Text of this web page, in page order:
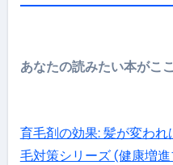
あなたの読みたい本がこ
育毛剤の効果: 髪が変わ
毛対策シリーズ (健康増